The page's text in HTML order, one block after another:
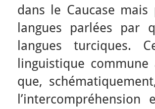
dans le Caucase
langues parlées par
langues turciques.
linguistique
que,